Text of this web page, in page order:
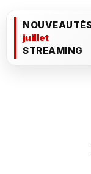
juillet
STREAMING